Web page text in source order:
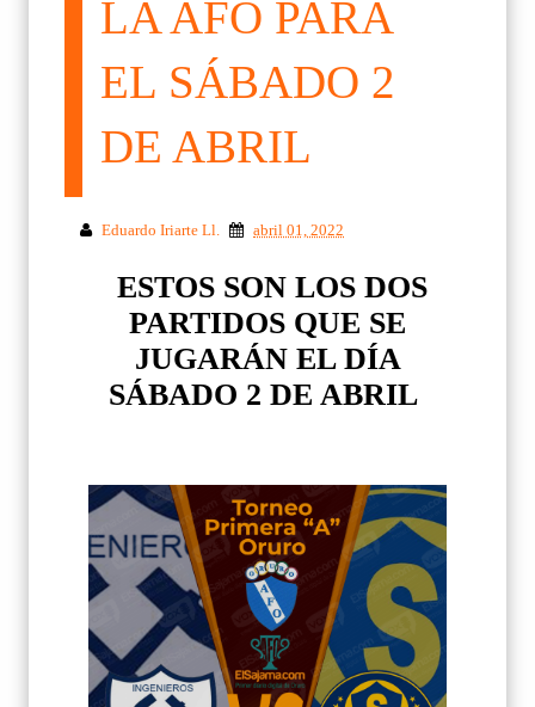
LA AFO PARA
EL SÁBADO 2
DE ABRIL
Eduardo Iriarte Ll. abril 01, 2022
ESTOS SON LOS DOS
PARTIDOS QUE SE
JUGARÁN EL DÍA
SÁBADO 2 DE ABRIL